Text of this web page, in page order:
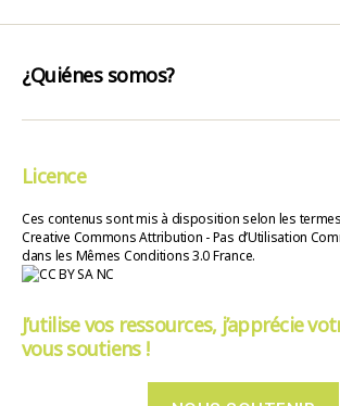
¿Quiénes somos?
Licence
Ces contenus sont mis à disposition selon les
Creative Commons Attribution - Pas d’Utilisation
dans les Mêmes Conditions 3.0 France.
J’utilise vos ressources, j’apprécie
vous soutiens !